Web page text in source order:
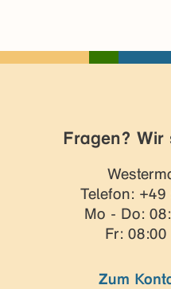
Fragen?
Telefon:
Mo - Do:
Fr:
Zum